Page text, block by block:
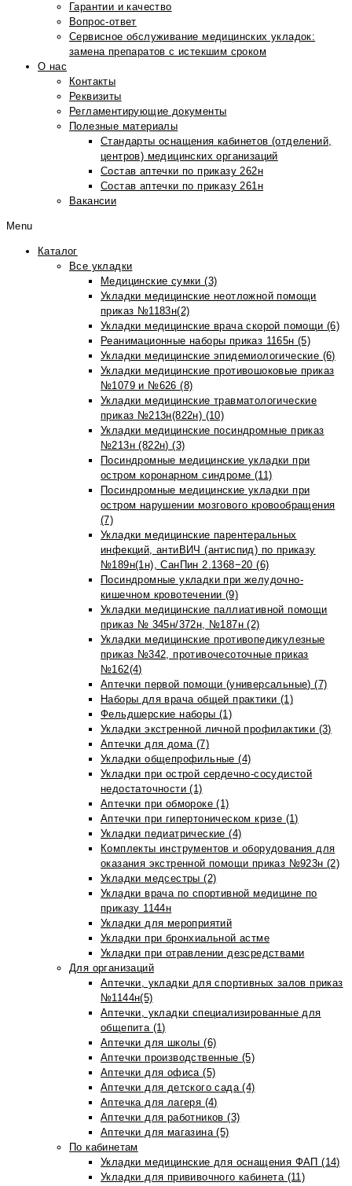
Гарантии и качество
Вопрос-ответ
Сервисное обслуживание медицинских укладок:
замена препаратов с истекшим сроком
О нас
Контакты
Реквизиты
Регламентирующие документы
Полезные материалы
Стандарты оснащения кабинетов (отделений,
центров) медицинских организаций
Состав аптечки по приказу 262н
Состав аптечки по приказу 261н
Вакансии
Menu
Каталог
Все укладки
Медицинские сумки (3)
Укладки медицинские неотложной помощи
приказ №1183н(2)
Укладки медицинские врача скорой помощи (6)
Реанимационные наборы приказ 1165н (5)
Укладки медицинские эпидемиологические (6)
Укладки медицинские противошоковые приказ
№1079 и №626 (8)
Укладки медицинские травматологические
приказ №213н(822н) (10)
Укладки медицинские посиндромные приказ
№213н (822н) (3)
Посиндромные медицинские укладки при
остром коронарном синдроме (11)
Посиндромные медицинские укладки при
остром нарушении мозгового кровообращения
(7)
Укладки медицинские парентеральных
инфекций, антиВИЧ (антиспид) по приказу
№189н(1н), СанПин 2.1368−20 (6)
Посиндромные укладки при желудочно-
кишечном кровотечении (9)
Укладки медицинские паллиативной помощи
приказ № 345н/372н, №187н (2)
Укладки медицинские противопедикулезные
приказ №342, противочесоточные приказ
№162(4)
Аптечки первой помощи (универсальные) (7)
Наборы для врача общей практики (1)
Фельдшерские наборы (1)
Укладки экстренной личной профилактики (3)
Аптечки для дома (7)
Укладки общепрофильные (4)
Укладки при острой сердечно-сосудистой
недостаточности (1)
Аптечки при обмороке (1)
Аптечки при гипертоническом кризе (1)
Укладки педиатрические (4)
Комплекты инструментов и оборудования для
оказания экстренной помощи приказ №923н (2)
Укладки медсестры (2)
Укладки врача по спортивной медицине по
приказу 1144н
Укладки для мероприятий
Укладки при бронхиальной астме
Укладки при отравлении дезсредствами
Для организаций
Аптечки, укладки для спортивных залов приказ
№1144н(5)
Аптечки, укладки специализированные для
общепита (1)
Аптечки для школы (6)
Аптечки производственные (5)
Аптечки для офиса (5)
Аптечки для детского сада (4)
Аптечка для лагеря (4)
Аптечки для работников (3)
Аптечки для магазина (5)
По кабинетам
Укладки медицинские для оснащения ФАП (14)
Укладки для прививочного кабинета (11)